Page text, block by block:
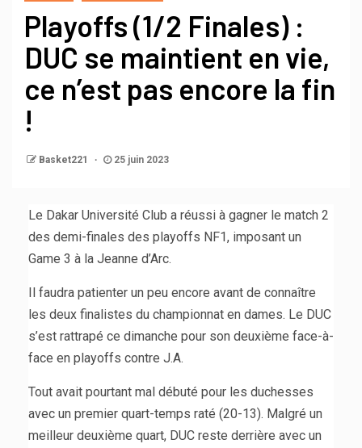
Playoffs (1/2 Finales) :
DUC se maintient en vie,
ce n’est pas encore la fin
!
Basket221 25 juin 2023
Le Dakar Université Club a réussi à gagner le match 2
des demi-finales des playoffs NF1, imposant un
Game 3 à la Jeanne d’Arc.
Il faudra patienter un peu encore avant de connaître
les deux finalistes du championnat en dames. Le DUC
s’est rattrapé ce dimanche pour son deuxième face-à-
face en playoffs contre J.A.
Tout avait pourtant mal débuté pour les duchesses
avec un premier quart-temps raté (20-13). Malgré un
meilleur deuxième quart, DUC reste derrière avec un